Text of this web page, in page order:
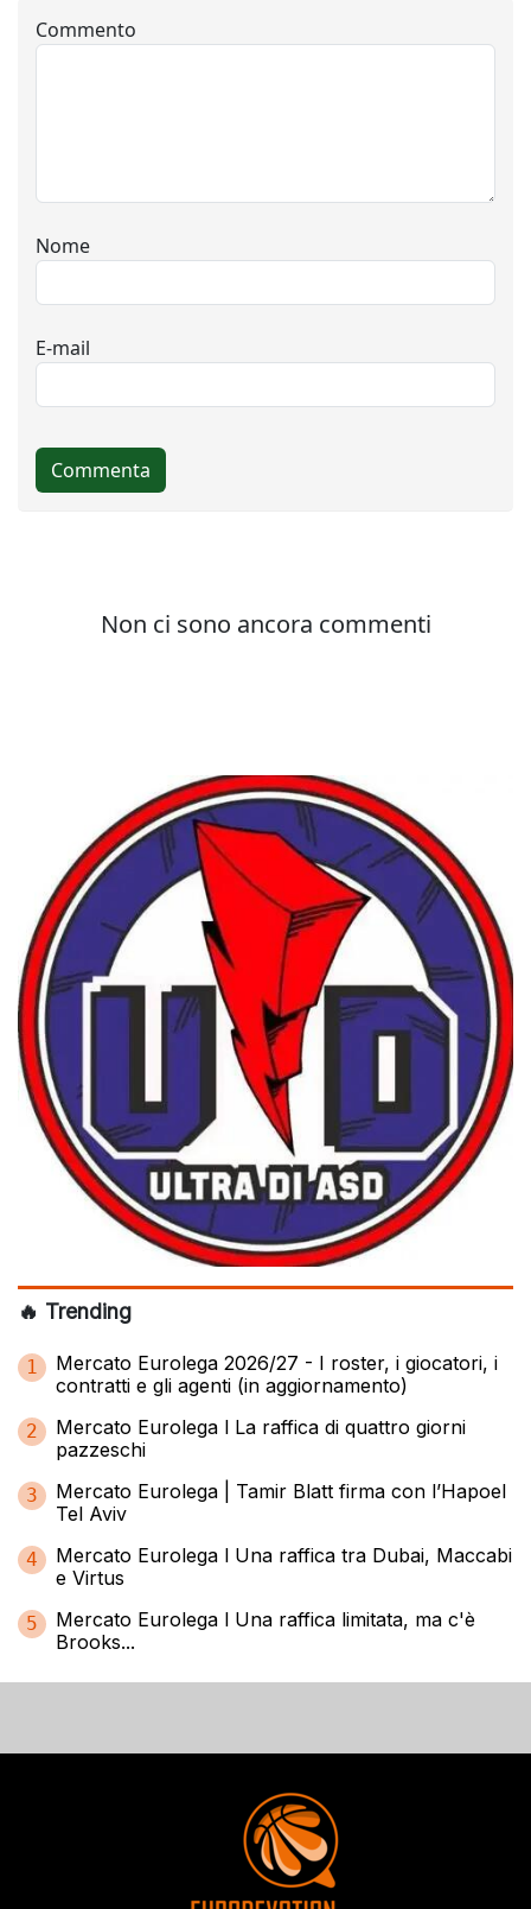
🔥 Trending
1
Mercato Eurolega 2026/27 - I roster, i giocatori, i
contratti e gli agenti (in aggiornamento)
2
Mercato Eurolega l La raffica di quattro giorni
pazzeschi
3
Mercato Eurolega | Tamir Blatt firma con l’Hapoel
Tel Aviv
4
Mercato Eurolega l Una raffica tra Dubai, Maccabi
e Virtus
5
Mercato Eurolega l Una raffica limitata, ma c'è
Brooks...